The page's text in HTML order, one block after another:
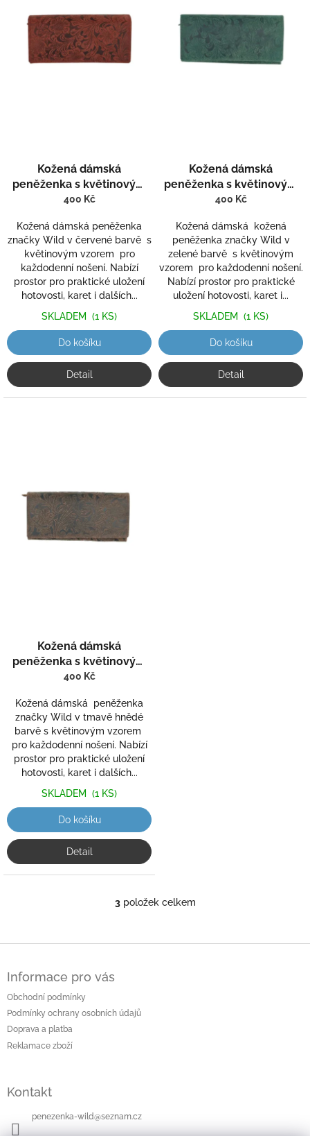
Kožená dámská
peněženka s květinovým
vzorem Wild 651
400 Kč
Kožená dámská peněženka
značky Wild v červené barvě s
květinovým vzorem pro
každodenní nošení. Nabízí
prostor pro praktické uložení
hotovosti, karet i dalších...
SKLADEM (1 KS)
Do košíku
Detail
Kožená dámská
peněženka s květinovým
vzorem Wild 651-1
400 Kč
Kožená dámská kožená
peněženka značky Wild v
zelené barvě s květinovým
vzorem pro každodenní nošení.
Nabízí prostor pro praktické
uložení hotovosti, karet i...
SKLADEM (1 KS)
Do košíku
Detail
Kožená dámská
peněženka s květinovým
vzorem Wild 651-2
400 Kč
Kožená dámská peněženka
značky Wild v tmavě hnědé
barvě s květinovým vzorem
pro každodenní nošení. Nabízí
prostor pro praktické uložení
hotovosti, karet i dalších...
SKLADEM (1 KS)
Do košíku
Detail
O
á
s
3položek celkem
Informace pro vás
Obchodní podmínky
Podmínky ochrany osobních údajů
Doprava a platba
Reklamace zboží
Kontakt
penezenka-wild@seznam.cz